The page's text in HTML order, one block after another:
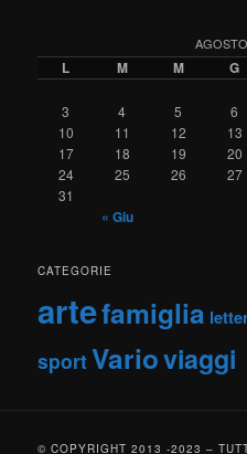
L M M G
3
4 5 6
10
11 12 13
17
18 19 20
24
25 26 27
31
« Giu
CATEGORIE
artefamiglia
sportVarioviaggi
© COPYRIGHT 2013 -2023 –